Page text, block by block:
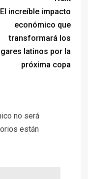
increíble impacto
económico que
transformará los
latinos por la
próxima copa
no será
están